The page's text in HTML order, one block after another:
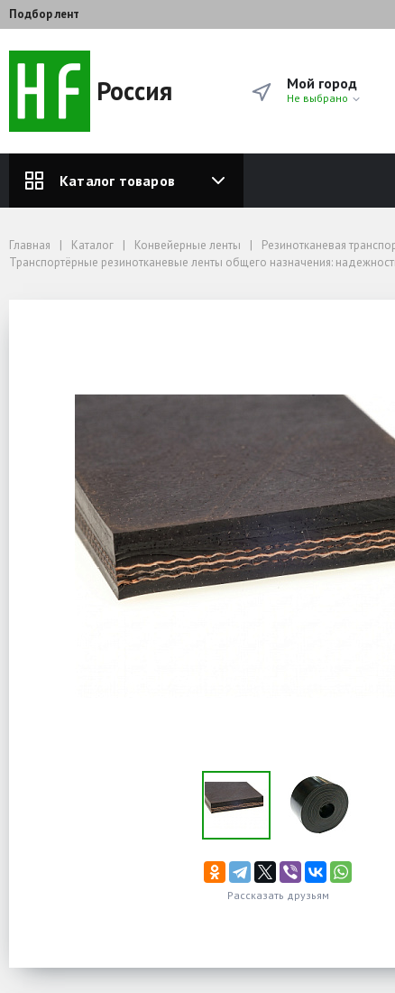
Подбор лент
Россия Мой город
Не выбрано
Каталог товаров
Главная
Каталог
Резинотканевая транспортерная лента от завода‑производителя —
Транспортёрные резинотканевые ленты общего назначения:
Конвейерная лента 3 прокладки (9-10 мм)
Главная Каталог Конвейерные ленты
Резинотканевая
Транспортёрные резинотканевые ленты общего назначения:
Рассказать друзьям